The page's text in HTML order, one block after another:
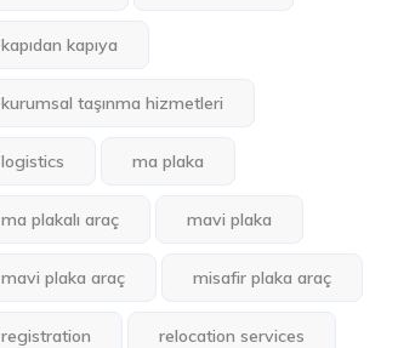
kapıdan kapıya
kurumsal taşınma hizmetleri
logistics ma plaka
ma plakalı araç mavi plaka
mavi plaka araç misafir plaka araç
registration relocation services